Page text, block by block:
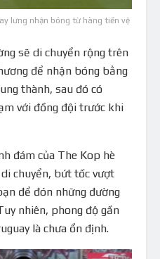
lưng nhận bóng từ hàng tiền vệ
sẽ di chuyển rộng trên
để nhận bóng bằng
thành, sau đó có
với đồng đội trước khi
đám của The Kop hè
chuyển, bứt tốc vượt
để đón những đường
nhiên, phong độ gần
là chưa ổn định.